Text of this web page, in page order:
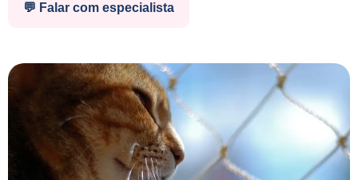
💬 Falar com especialista